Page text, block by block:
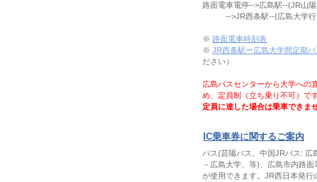
路面電車電停-->広島駅--(JR山
-->JR西条駅--(広島大学行
※路面電車時刻表
※JR西条駅ー広島大学間定期
ださい）
広島バスセンターから大学への
め、定員制（立ち乗り不可）で
定員に達した場合は乗車できま
IC乗車券に関するご案内
バス(芸陽バス、中国JRバス: 広
－広島大学、等)、広島市内路
が使用できます。JR西日本発行